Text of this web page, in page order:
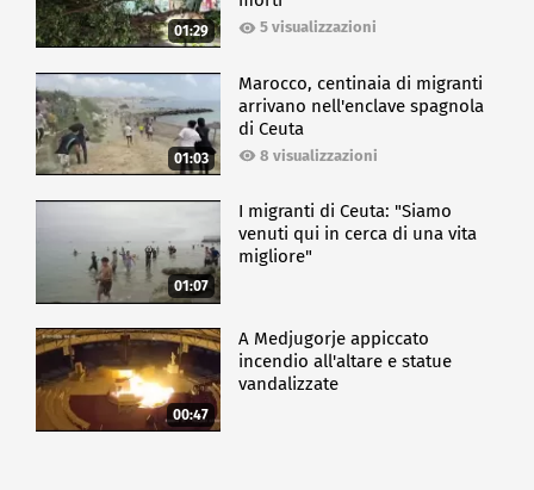
01:29 5 visualizzazioni
01:03
Marocco, centinaia di migranti
arrivano nell'enclave spagnola
di Ceuta
8 visualizzazioni
01:07
I migranti di Ceuta: "Siamo
venuti qui in cerca di una vita
migliore"
00:47
A Medjugorje appiccato
incendio all'altare e statue
vandalizzate